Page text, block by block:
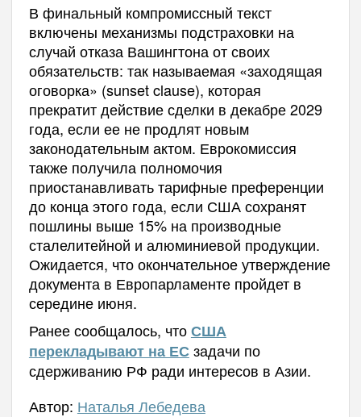
В финальный компромиссный текст
включены механизмы подстраховки на
случай отказа Вашингтона от своих
обязательств: так называемая «заходящая
оговорка» (sunset clause), которая
прекратит действие сделки в декабре 2029
года, если ее не продлят новым
законодательным актом. Еврокомиссия
также получила полномочия
приостанавливать тарифные преференции
до конца этого года, если США сохранят
пошлины выше 15% на производные
сталелитейной и алюминиевой продукции.
Ожидается, что окончательное утверждение
документа в Европарламенте пройдет в
середине июня.
Ранее сообщалось, чтоСША
перекладывают на ЕСзадачи по
сдерживанию РФ ради интересов в Азии.
Автор: Наталья Лебедева